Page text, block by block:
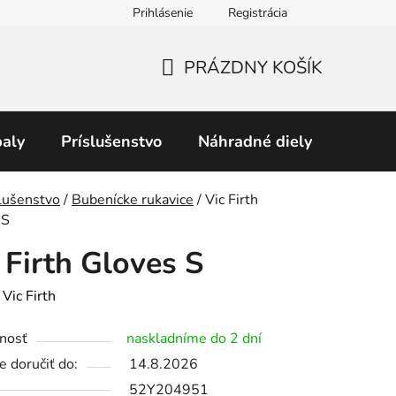
Obchodné podmienky Predávané značky
Prihlásenie Registrácia
KOŠÍK
PRÁZDNY KOŠÍK
Príslušenstvo Náhradné diely
/ Bubenícke rukavice /Vic Firth
Gloves S
Vic Firth
naskladníme do 2 dní
doručiť do:
14.8.2026
52Y204951